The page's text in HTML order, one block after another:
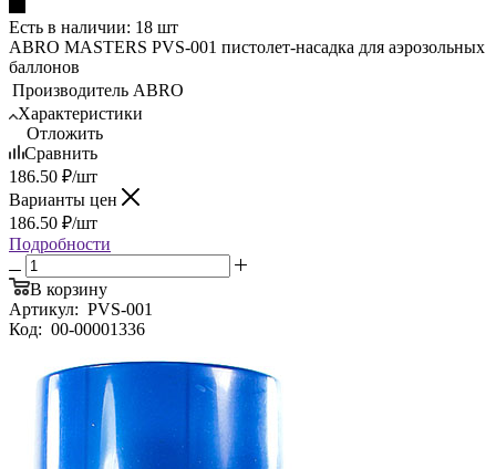
Есть в наличии: 18 шт
ABRO MASTERS PVS-001 пистолет-насадка для аэрозольных
баллонов
Производитель ABRO
Характеристики
Отложить
Сравнить
186.50 ₽/шт
Варианты цен
186.50 ₽/шт
Подробности
В корзину
Артикул: PVS-001
Код: 00-00001336